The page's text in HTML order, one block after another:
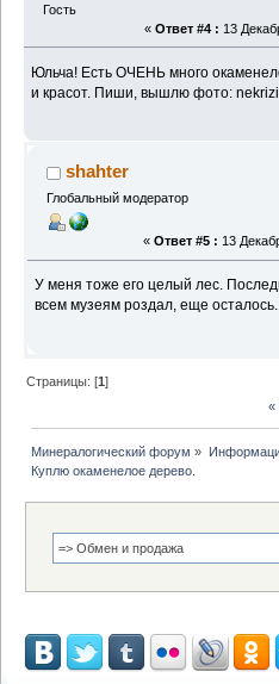
Гость
« Ответ #4 : 13
Юльча! Есть ОЧЕНЬ много
и красот. Пиши, вышлю фото:
shahter
Глобальный модератор
« Ответ #5 : 13
У меня тоже его целый лес.
всем музеям роздал, еще осталось.
Страницы: [1]
«
Минералогический форум »
Куплю окаменелое дерево.